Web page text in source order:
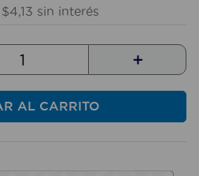
$4,13 sin interés
＋
AL CARRITO